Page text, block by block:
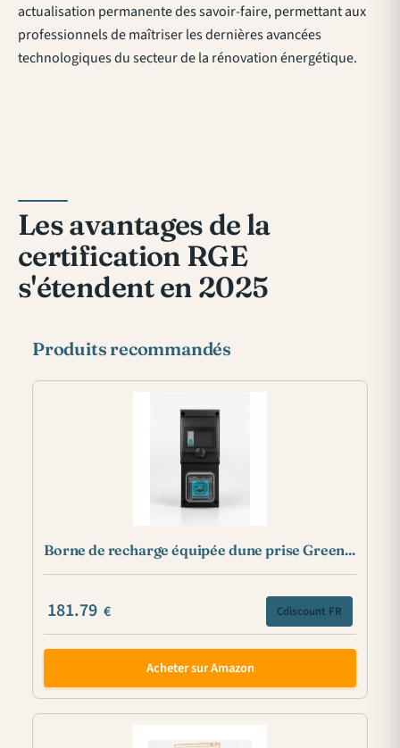
actualisation permanente des savoir-faire, permettant aux
professionnels de maîtriser les dernières avancées
technologiques du secteur de la rénovation énergétique.
Les avantages de la
certification RGE
s'étendent en 2025
Produits recommandés
Borne de recharge équipée dune prise Green...
181.79 € Cdiscount FR
Acheter sur Amazon